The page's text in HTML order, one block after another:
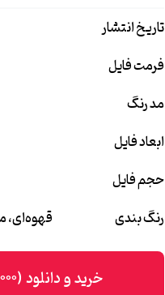
تاریخ انتشار
فرمت فایل
مد رنگ
ابعاد فایل
حجم فایل
رنگ بندی
خرید و دانلود (۹۹,۰۰۰ تومان)